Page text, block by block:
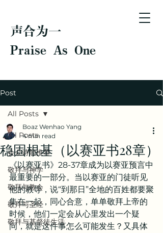
声合为一
Praise As One
Post
All Posts
会众诗歌推荐
敬拜与神学
敬拜与教会
敬拜与圣经
敬拜与基督徒生活
All Posts
稳固根基（以赛亚书28章）
Boaz Wenhao Yang
4 min read
《以赛亚书》28-37章成为以赛亚预言中
最重要的一部分。当以赛亚的门徒听见
他的教导，说“到那日”全地的百姓都要聚
集在一起，同心合意，单单敬拜上帝的
时候，他们一定会从心里发出一个疑
问，就是这件事怎么可能发生？又具体